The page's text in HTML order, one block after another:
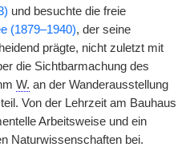
und besuchte die freie
(1879–1940), der seine
prägte, nicht zuletzt mit
die Sichtbarmachung des
W. an der Wanderausstellung
Von der Lehrzeit am Bauhaus
Arbeitsweise und ein
Naturwissenschaften bei.